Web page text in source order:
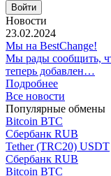
Новости
23.02.2024
Мы на BestChange!
Мы рады сообщить,
теперь добавлен…
Подробнее
Все новости
Популярные обмены
Bitcoin BTC
Сбербанк RUB
Tether (TRC20) USDT
Сбербанк RUB
Bitcoin BTC